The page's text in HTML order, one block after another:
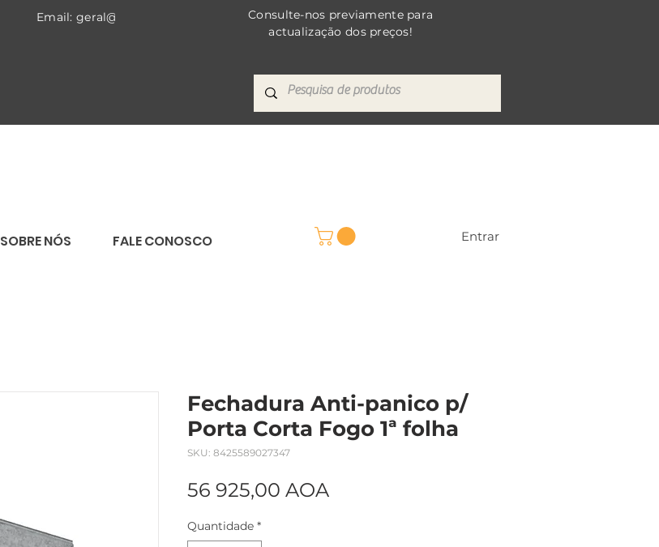
Email: geral@bricomat.com
Consulte-nos previamente para
actualização dos preços!
SOBRE NÓS FALE CONOSCO Entrar
Fechadura Anti-panico p/
Porta Corta Fogo 1ª folha
SKU: 8425589027347
56 925,00 AOAPreço
Quantidade *